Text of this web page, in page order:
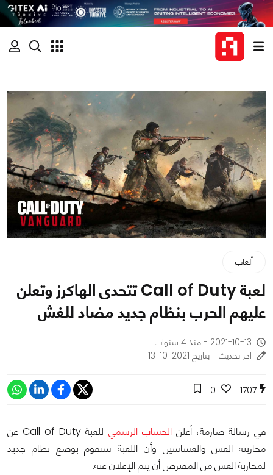
ألعاب
لعبة Call of Duty تتحدى الهاكرز وتعلن
عليهم الحرب بنظام جديد مضاد للغش
2021-10-13 - منذ 4 سنوات
اخر تحديث - بتاريخ 2021-10-13
1707
0
في رسالة صارمة، أعلنالحساب الرسمي
للعبة Call of Duty عن
محاربته الغش والغشاشين وأن اللعبة ستقوم بوضع نظام جديد
لمحاربة الغش من المفترض أن يتم الإعلان عنه.